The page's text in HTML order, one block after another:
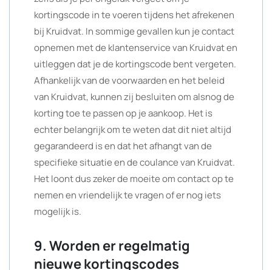
kortingscode in te voeren tijdens het afrekenen
bij Kruidvat. In sommige gevallen kun je contact
opnemen met de klantenservice van Kruidvat en
uitleggen dat je de kortingscode bent vergeten.
Afhankelijk van de voorwaarden en het beleid
van Kruidvat, kunnen zij besluiten om alsnog de
korting toe te passen op je aankoop. Het is
echter belangrijk om te weten dat dit niet altijd
gegarandeerd is en dat het afhangt van de
specifieke situatie en de coulance van Kruidvat.
Het loont dus zeker de moeite om contact op te
nemen en vriendelijk te vragen of er nog iets
mogelijk is.
9. Worden er regelmatig
nieuwe kortingscodes